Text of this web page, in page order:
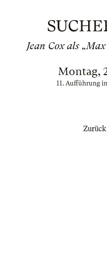
Jean Cox als
Montag,
11. Aufführung
Zurück